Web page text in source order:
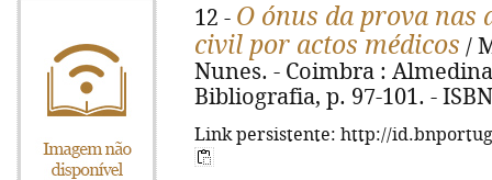
12 - O ónus da prova nas
civil por actos médicos /
Nunes. - Coimbra :
Bibliografia, p. 97-101. -
Link persistente: http://